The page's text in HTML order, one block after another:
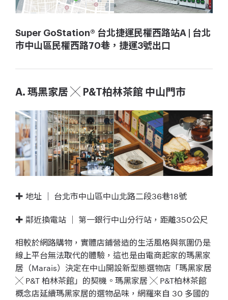
Super GoStation® 台北捷運民權西路站A | 台北
市中山區民權西路70巷，捷運3號出口
A. 瑪黑家居 ╳ P&T柏林茶館 中山門市
✚ 地址 ｜ 台北市中山區中山北路二段36巷18號
✚ 鄰近換電站 ｜ 第一銀行中山分行站，距離350公尺
相較於網路購物，實體店鋪營造的生活風格與氛圍仍是
線上平台無法取代的體驗，這也是由電商起家的瑪黑家
居（Marais）決定在中山開設新型態選物店「瑪黑家居
╳ P&T 柏林茶館」的契機。瑪黑家居 ╳ P&T柏林茶館
概念店延續瑪黑家居的選物品味，網羅來自 30 多國的